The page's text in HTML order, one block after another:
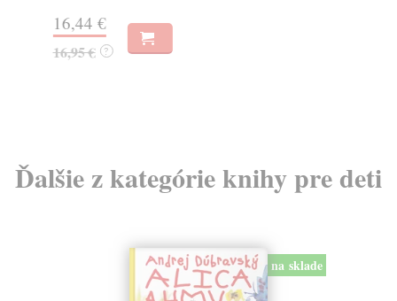
16,44 €
16,95 € ?
Ďalšie z kategórie knihy pre deti
na sklade